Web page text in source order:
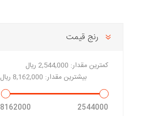
سایپایدک
رنج قیمت
کمترین مقدار: 2,544,000 ریال
بیشترین مقدار: 8,162,000 ریال
2544000
8162000